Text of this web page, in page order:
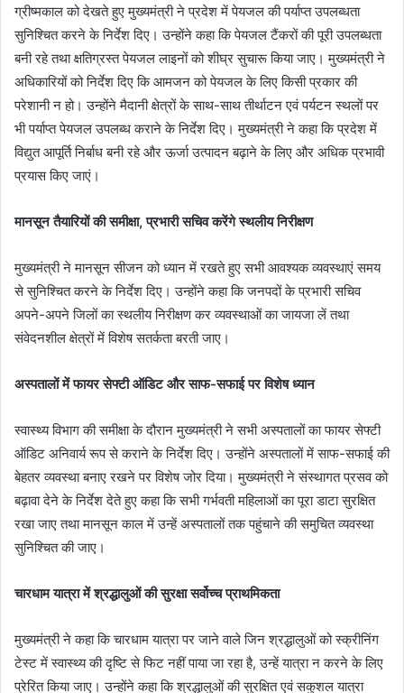
ग्रीष्मकाल को देखते हुए मुख्यमंत्री ने प्रदेश में पेयजल की पर्याप्त उपलब्धता
सुनिश्चित करने के निर्देश दिए। उन्होंने कहा कि पेयजल टैंकरों की पूरी उपलब्धता
बनी रहे तथा क्षतिग्रस्त पेयजल लाइनों को शीघ्र सुचारू किया जाए। मुख्यमंत्री ने
अधिकारियों को निर्देश दिए कि आमजन को पेयजल के लिए किसी प्रकार की
परेशानी न हो। उन्होंने मैदानी क्षेत्रों के साथ-साथ तीर्थाटन एवं पर्यटन स्थलों पर
भी पर्याप्त पेयजल उपलब्ध कराने के निर्देश दिए। मुख्यमंत्री ने कहा कि प्रदेश में
विद्युत आपूर्ति निर्बाध बनी रहे और ऊर्जा उत्पादन बढ़ाने के लिए और अधिक प्रभावी
प्रयास किए जाएं।
मानसून तैयारियों की समीक्षा,प्रभारी सचिव करेंगे स्थलीय निरीक्षण
मुख्यमंत्री ने मानसून सीजन को ध्यान में रखते हुए सभी आवश्यक व्यवस्थाएं समय
से सुनिश्चित करने के निर्देश दिए। उन्होंने कहा कि जनपदों के प्रभारी सचिव
अपने-अपने जिलों का स्थलीय निरीक्षण कर व्यवस्थाओं का जायजा लें तथा
संवेदनशील क्षेत्रों में विशेष सतर्कता बरती जाए।
अस्पतालों में फायर सेफ्टी ऑडिट और साफ-सफाई पर विशेष ध्यान
स्वास्थ्य विभाग की समीक्षा के दौरान मुख्यमंत्री ने सभी अस्पतालों का फायर सेफ्टी
ऑडिट अनिवार्य रूप से कराने के निर्देश दिए। उन्होंने अस्पतालों में साफ-सफाई की
बेहतर व्यवस्था बनाए रखने पर विशेष जोर दिया। मुख्यमंत्री ने संस्थागत प्रसव को
बढ़ावा देने के निर्देश देते हुए कहा कि सभी गर्भवती महिलाओं का पूरा डाटा सुरक्षित
रखा जाए तथा मानसून काल में उन्हें अस्पतालों तक पहुंचाने की समुचित व्यवस्था
सुनिश्चित की जाए।
चारधाम यात्रा में श्रद्धालुओं की सुरक्षा सर्वोच्च प्राथमिकता
मुख्यमंत्री ने कहा कि चारधाम यात्रा पर जाने वाले जिन श्रद्धालुओं को स्क्रीनिंग
टेस्ट में स्वास्थ्य की दृष्टि से फिट नहीं पाया जा रहा है, उन्हें यात्रा न करने के लिए
प्रेरित किया जाए। उन्होंने कहा कि श्रद्धालुओं की सुरक्षित एवं सकुशल यात्रा